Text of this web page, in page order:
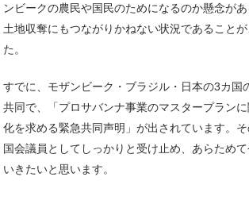
ンビークの農民や国民のためになるのか懸念が
土地収奪にもつながりかねない状況であること
た。
すでに、モザンビーク・ブラジル・日本の3カ国
共同で、「プロサバンナ事業のマスタープラン
化を求める緊急共同声明」が出されています。そ
国会議員としてしっかりと受け止め、あらため
いきたいと思います。